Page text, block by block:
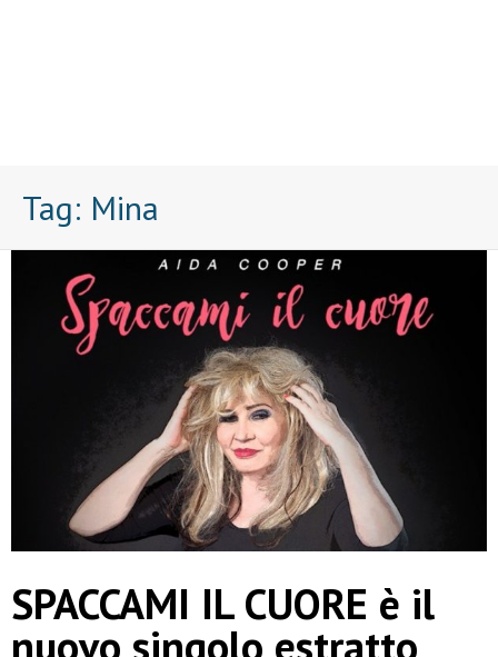
Tag: Mina
SPACCAMI IL CUORE è il
nuovo singolo estratto